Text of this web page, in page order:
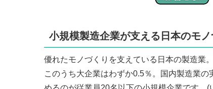
小規模製造企業が支える日本のモノ
優れたモノづくりを支えている日本の製造業
このうち大企業はわずか0.5％。国内製造業